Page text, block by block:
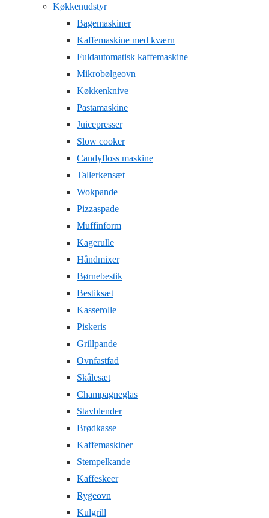
Køkkenudstyr
Bagemaskiner
Kaffemaskine med kværn
Fuldautomatisk kaffemaskine
Mikrobølgeovn
Køkkenknive
Pastamaskine
Juicepresser
Slow cooker
Candyfloss maskine
Tallerkensæt
Wokpande
Pizzaspade
Muffinform
Kagerulle
Håndmixer
Børnebestik
Bestiksæt
Kasserolle
Piskeris
Grillpande
Ovnfastfad
Skålesæt
Champagneglas
Stavblender
Brødkasse
Kaffemaskiner
Stempelkande
Kaffeskeer
Rygeovn
Kulgrill